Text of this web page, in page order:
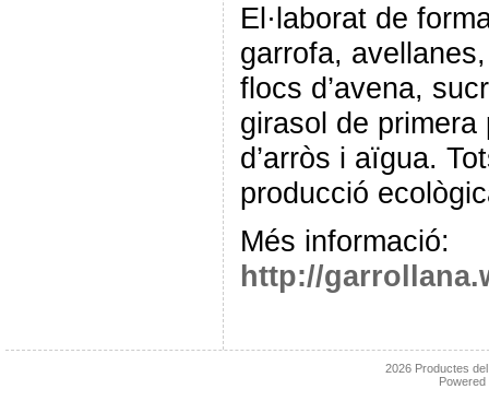
El·laborat de
garrofa,
flocs d’avena,
girasol de
d’arròs i aïgua.
producció
Més informació:
http://
2026 Productes